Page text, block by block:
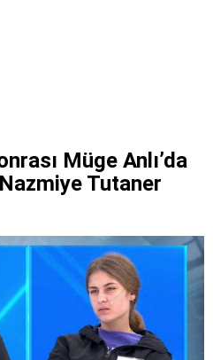
Müge Anlı’da
Tutaner